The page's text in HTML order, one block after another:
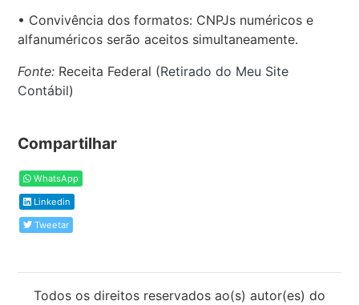
• Convivência dos formatos: CNPJs numéricos e
alfanuméricos serão aceitos simultaneamente.
Fonte: Receita Federal (Retirado do Meu Site
Contábil)
Compartilhar
WhatsApp
Linkedin
Tweetar
Todos os direitos reservados ao(s) autor(es) do